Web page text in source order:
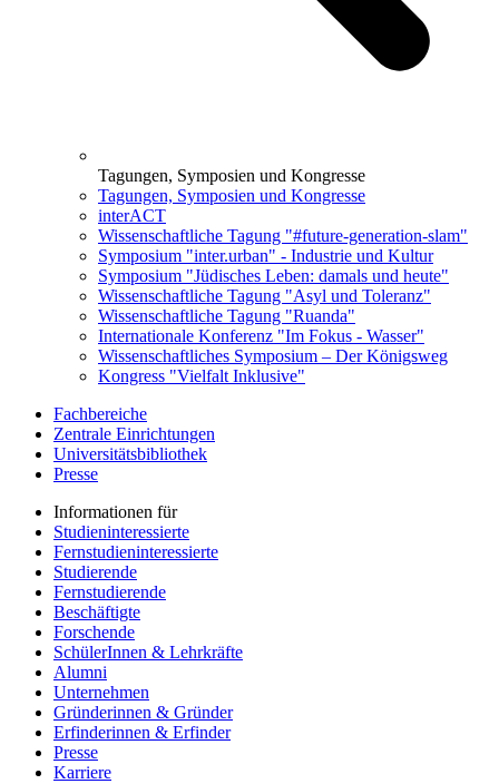
Tagungen, Symposien und Kongresse
Tagungen, Symposien und Kongresse
interACT
Wissenschaftliche Tagung "#future-generation-slam"
Symposium "inter.urban" - Industrie und Kultur
Symposium "Jüdisches Leben: damals und heute"
Wissenschaftliche Tagung "Asyl und Toleranz"
Wissenschaftliche Tagung "Ruanda"
Internationale Konferenz "Im Fokus - Wasser"
Wissenschaftliches Symposium – Der Königsweg
Kongress "Vielfalt Inklusive"
Fachbereiche
Zentrale Einrichtungen
Universitätsbibliothek
Presse
Informationen für
Studieninteressierte
Fernstudieninteressierte
Studierende
Fernstudierende
Beschäftigte
Forschende
SchülerInnen & Lehrkräfte
Alumni
Unternehmen
Gründerinnen & Gründer
Erfinderinnen & Erfinder
Presse
Karriere